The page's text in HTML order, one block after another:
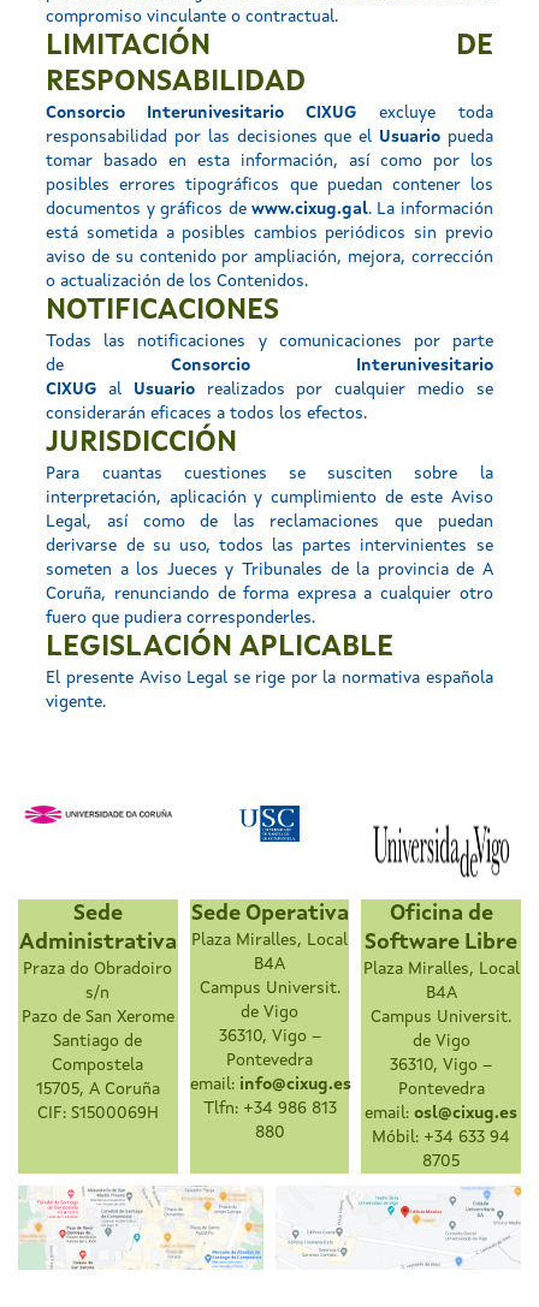
compromiso vinculante o contractual.
LIMITACIÓN DE
RESPONSABILIDAD
Consorcio Interunivesitario CIXUG excluye toda
responsabilidad por las decisiones que el Usuariopueda
tomar basado en esta información, así como por los
posibles errores tipográficos que puedan contener los
documentos y gráficos de www.cixug.gal. La información
está sometida a posibles cambios periódicos sin previo
aviso de su contenido por ampliación, mejora, corrección
o actualización de los Contenidos.
NOTIFICACIONES
Todas las notificaciones y comunicaciones por parte
de Consorcio Interunivesitario
CIXUG al Usuariorealizados por cualquier medio se
considerarán eficaces a todos los efectos.
JURISDICCIÓN
Para cuantas cuestiones se susciten sobre la
interpretación, aplicación y cumplimiento de este Aviso
Legal, así como de las reclamaciones que puedan
derivarse de su uso, todos las partes intervinientes se
someten a los Jueces y Tribunales de la provincia de A
Coruña, renunciando de forma expresa a cualquier otro
fuero que pudiera corresponderles.
LEGISLACIÓN APLICABLE
El presente Aviso Legal se rige por la normativa española
vigente.
Sede
Administrativa
Praza do Obradoiro
s/n
Pazo de San Xerome
Santiago de
Compostela
15705, A Coruña
CIF: S1500069H
Sede Operativa
Plaza Miralles, Local
B4A
Campus Universit.
de Vigo
36310, Vigo –
Pontevedra
email: info@cixug.es
Tlfn: +34 986 813
880
Oficina de
Software Libre
Plaza Miralles, Local
B4A
Campus Universit.
de Vigo
36310, Vigo –
Pontevedra
email:osl@cixug.es
Móbil: +34 633 94
8705